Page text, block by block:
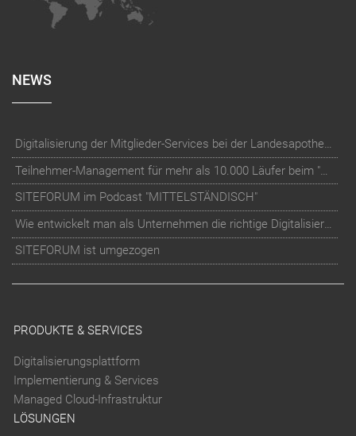
NEWS
Digitalisierung der Mitglieder-Services bei der Landesapothekerkammer Baden-Württemberg
Teilnehmer-Management für mehr als 10.000 Läufer beim "RUN Thüringer Unternehmenslauf"
SITEFORUM im Podcast "MITTELSTÄNDISCH"
Wie entwickelt man als Unternehmen die richtige Digitalisierungs-Strategie?
SITEFORUM ist umgezogen
PRODUKTE & SERVICES
Digitalisierungsplattform
Implementierung & Services
Managed Cloud-Infrastruktur
LÖSUNGEN